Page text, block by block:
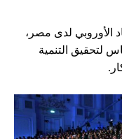
الأوروبي لدى مصر،
لتحقيق التنمية